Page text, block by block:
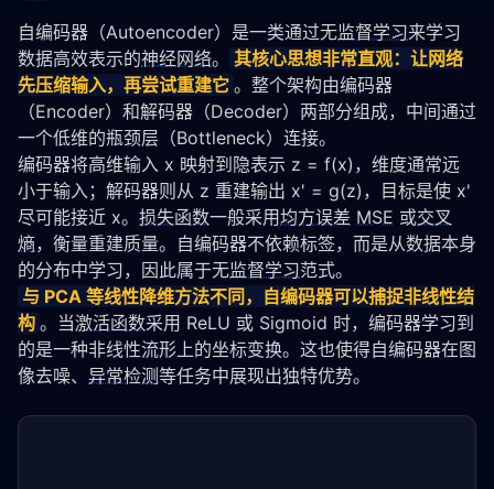
自编码器（Autoencoder）是一类通过无监督学习来学习
数据高效表示的神经网络。
其核心思想非常直观：让网络
先压缩输入，再尝试重建它 。整个架构由编码器
（Encoder）和解码器（Decoder）两部分组成，中间通过
一个低维的瓶颈层（Bottleneck）连接。
编码器将高维输入 x 映射到隐表示 z = f(x)，维度通常远
小于输入；解码器则从 z 重建输出 x' = g(z)，目标是使 x'
尽可能接近 x。 损失函数一般采用均方误差 MSE 或交叉
熵，衡量重建质量。自编码器不依赖标签，而是从数据本身
的分布中学习，因此属于无监督学习范式。
与 PCA 等线性降维方法不同，自编码器可以捕捉非线性结
构 。当激活函数采用 ReLU 或 Sigmoid 时，编码器学习到
的是一种非线性流形上的坐标变换。这也使得自编码器在图
像去噪、 异常检测等任务中展现出独特优势。